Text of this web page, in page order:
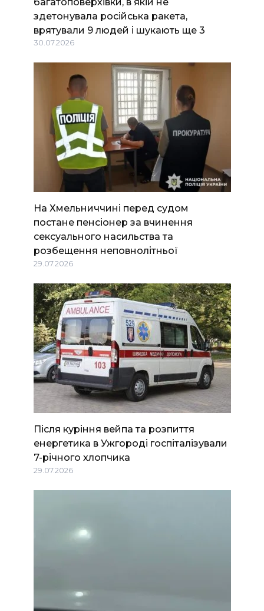
здетонувала російська ракета,
врятували 9 людей і шукають ще 3
30.07.2026
На Хмельниччині перед судом
постане пенсіонер за вчинення
сексуального насильства та
розбещення неповнолітньої
29.07.2026
Після куріння вейпа та розпиття
енергетика в Ужгороді госпіталізували
7-річного хлопчика
29.07.2026